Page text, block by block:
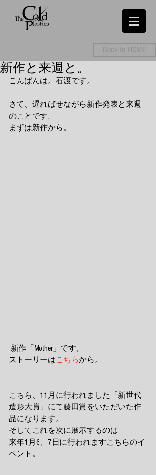
Back to HOME
新作と来週と。
こんばんは。石渡です。
さて、遅ればせながら新作発表と来週
のことです。
まずは新作から。
新作「Mother」です。
ストーリーはこちらから。
こちら、11月に行われました「新世代
造形大賞」にて藤田賞をいただいた作
品になります。
そしてこれを次に展示するのは
来年1月6、7日に行われますこちらのイ
ベント。